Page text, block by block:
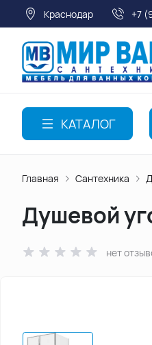
Краснодар +7
КАТАЛОГ
Главная Сантехника
Душевой
нет